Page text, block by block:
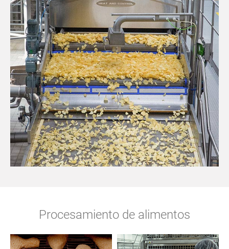
Procesamiento de alimentos